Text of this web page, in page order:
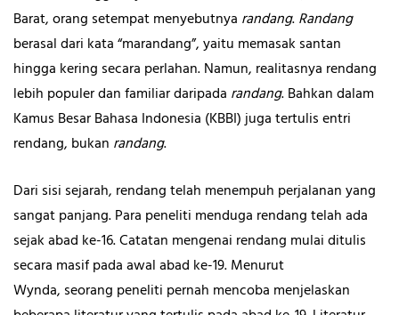
Barat, orang setempat menyebutnya randang.Randang
berasal dari kata “marandang”, yaitu memasak santan
hingga kering secara perlahan. Namun, realitasnya rendang
lebih populer dan familiar daripada randang. Bahkan dalam
Kamus Besar Bahasa Indonesia (KBBI) juga tertulis entri
rendang, bukan randang.
Dari sisi sejarah, rendang telah menempuh perjalanan yang
sangat panjang. Para peneliti menduga rendang telah ada
sejak abad ke-16. Catatan mengenai rendang mulai ditulis
secara masif pada awal abad ke-19. Menurut
Wynda, seorang peneliti pernah mencoba menjelaskan